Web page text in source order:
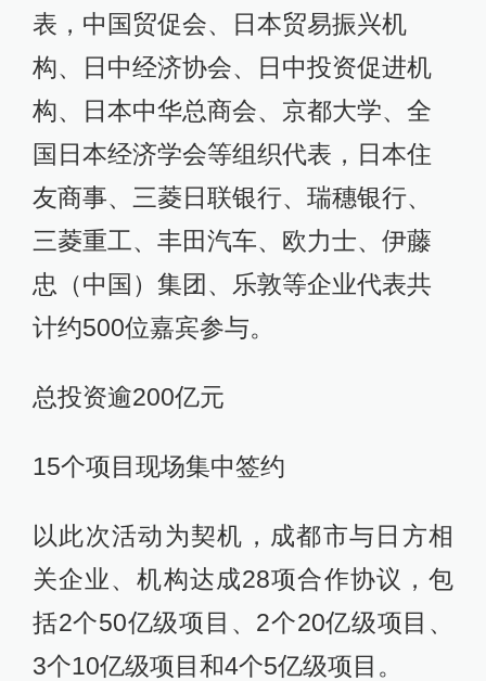
表，中国贸促会、日本贸易振兴机
构、日中经济协会、日中投资促进机
构、日本中华总商会、京都大学、全
国日本经济学会等组织代表，日本住
友商事、三菱日联银行、瑞穗银行、
三菱重工、丰田汽车、欧力士、伊藤
忠（中国）集团、乐敦等企业代表共
计约500位嘉宾参与。
总投资逾200亿元
15个项目现场集中签约
以此次活动为契机，成都市与日方相
关企业、机构达成28项合作协议，包
括2个50亿级项目、2个20亿级项目、
3个10亿级项目和4个5亿级项目。